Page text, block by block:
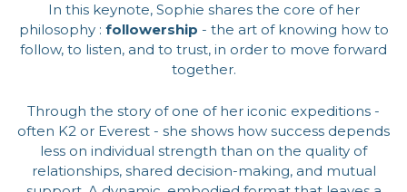
In this keynote, Sophie shares the core of her
philosophy : followership - the art of knowing how to
follow, to listen, and to trust, in order to move forward
together.
Through the story of one of her iconic expeditions -
often K2 or Everest - she shows how success depends
less on individual strength than on the quality of
relationships, shared decision-making, and mutual